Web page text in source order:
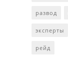
развод
эксперты
рейд